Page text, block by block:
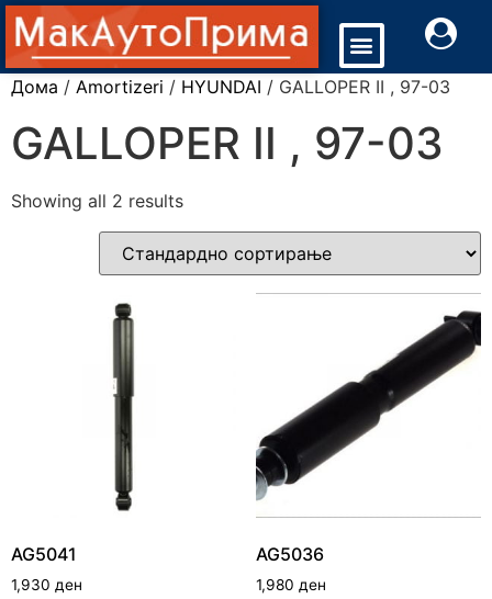
Дома / Amortizeri / HYUNDAI / GALLOPER II , 97-03
GALLOPER II , 97-03
Showing all 2 results
AG5041
1,930 ден
AG5036
1,980 ден